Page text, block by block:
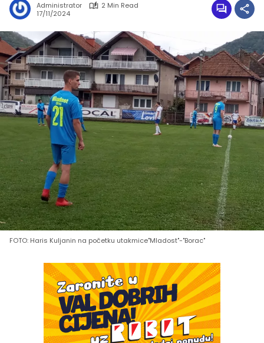
Administrator
2 Min Read
17/11/2024
FOTO: Haris Kuljanin na početku utakmice"Mladost"-"Borac"